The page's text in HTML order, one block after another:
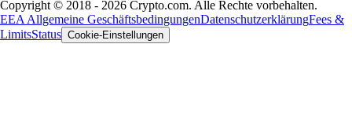
Copyright © 2018 - 2026 Crypto.com. Alle Rechte vorbehalten.
EEA Allgemeine GeschäftsbedingungenDatenschutzerklärungFees &
LimitsStatus Cookie-Einstellungen